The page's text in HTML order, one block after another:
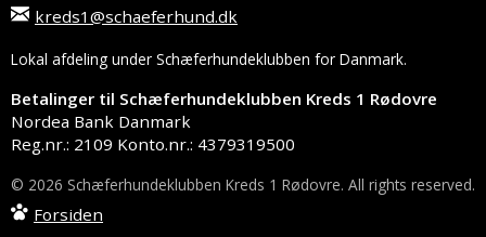
kreds1@schaeferhund.dk
Lokal afdeling under Schæferhundeklubben for Danmark.
Betalinger til Schæferhundeklubben Kreds 1 Rødovre
Nordea Bank Danmark
Reg.nr.: 2109 Konto.nr.: 4379319500
© 2026 Schæferhundeklubben Kreds 1 Rødovre. All rights reserved.
Forsiden